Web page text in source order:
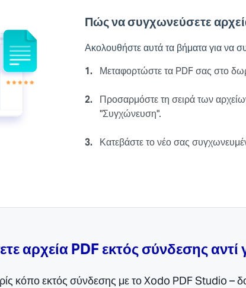
Πώς να συγχωνεύσετε
Ακολουθήστε αυτά τα βήματα για να
1.
Μεταφορτώστε τα PDF σας στο
2.
Προσαρμόστε τη σειρά των
"Συγχώνευση".
3. Κατεβάστε το νέο σας
αρχεία PDF εκτός σύνδεσης αντί
κόπο εκτός σύνδεσης με το Xodo PDF Studio –